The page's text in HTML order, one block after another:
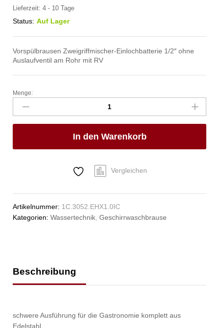
Lieferzeit:4 - 10 Tage
Status: Auf Lager
Vorspülbrausen Zweigriffmischer-Einlochbatterie 1/2″ ohne
Auslaufventil am Rohr mit RV
topfix
Geschirrwaschbrause
1/2"
Anzahl
Menge:
In den Warenkorb
Vergleichen
Artikelnummer: 1C.3052.EHX1.0IC
Kategorien:Wassertechnik,Geschirrwaschbrause
Beschreibung
schwere Ausführung für die Gastronomie komplett aus
Edelstahl